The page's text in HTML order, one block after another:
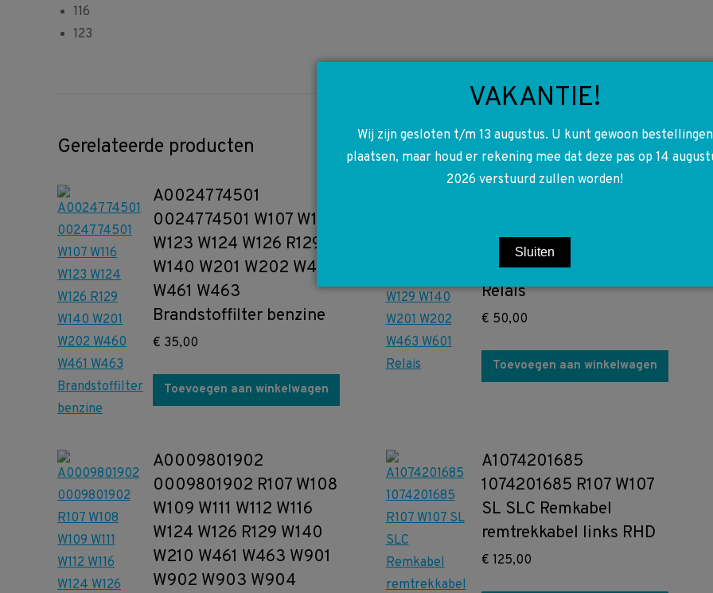
116
123
Gerelateerde producten
A0024774501
0024774501 W107 W116
W123 W124 W126 R129
W140 W201 W202 W460
W461 W463
Brandstoffilter benzine
€ 35,00
Toevoegen aan winkelwagen
W124 W126 W129 W140
W201 W202 W463 W601
Relais
€ 50,00
Toevoegen aan winkelwagen
A0009801902
0009801902 R107 W108
W109 W111 W112 W116
W124 W126 R129 W140
W210 W461 W463 W901
W902 W903 W904
A1074201685
1074201685 R107 W107
SL SLC Remkabel
remtrekkabel links RHD
€ 125,00
VAKANTIE!
Wij zijn gesloten t/m 13 augustus. U kunt gewoon bestellingen
plaatsen, maar houd er rekening mee dat deze pas op 14
2026 verstuurd zullen worden!
Sluiten